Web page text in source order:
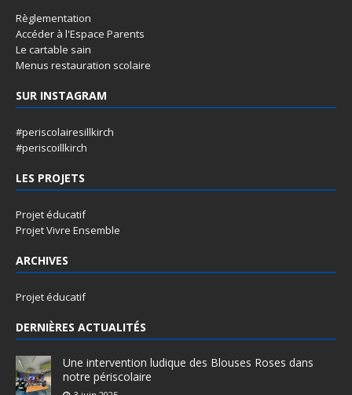
Règlementation
Accéder à l'Espace Parents
Le cartable sain
Menus restauration scolaire
SUR INSTAGRAM
#periscolairesillkirch
#periscoillkirch
LES PROJETS
Projet éducatif
Projet Vivre Ensemble
ARCHIVES
Projet éducatif
DERNIÈRES ACTUALITÉS
Une intervention ludique des Blouses Roses dans
notre périscolaire